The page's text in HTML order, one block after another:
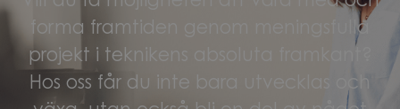
forma framtiden genom meningsfulla
projekt i teknikens absoluta framkant?
Hos oss får du inte bara utvecklas och